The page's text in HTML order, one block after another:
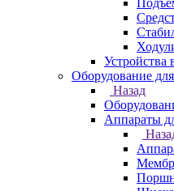
Устройства
Оборудование
Назад
Аппараты